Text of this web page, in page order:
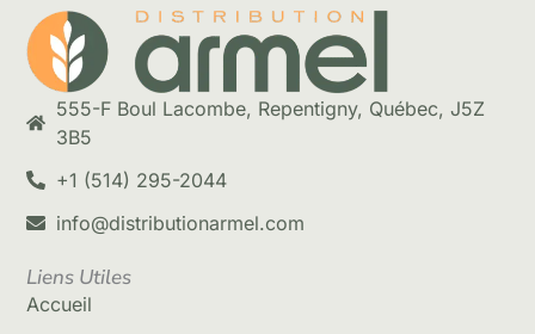
555-F Boul Lacombe, Repentigny, Québec, J5Z
3B5
+1 (514) 295-2044
info@distributionarmel.com
Liens Utiles
Accueil